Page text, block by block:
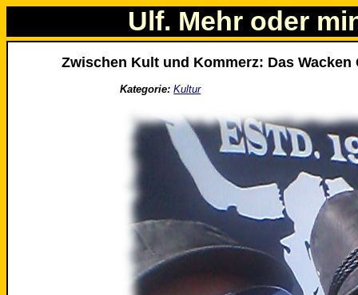
Ulf. Mehr oder
Zwischen Kult und Kommerz: Das Wacken
Kategorie: Kultur